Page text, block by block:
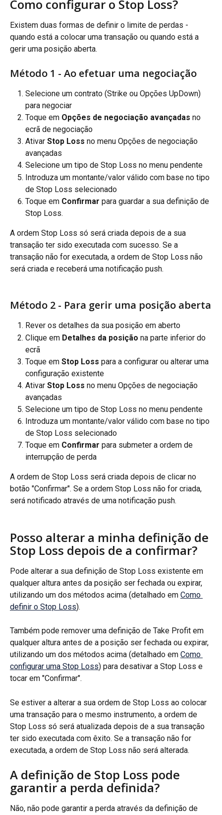
Como configurar o Stop Loss?
Existem duas formas de definir o limite de perdas -
quando está a colocar uma transação ou quando está a
gerir uma posição aberta.
Método 1 - Ao efetuar uma negociação
Selecione um contrato (Strike ou Opções UpDown)
para negociar
Toque em Opções de negociação avançadas no
ecrã de negociação
Ativar Stop Loss no menu Opções de negociação
avançadas
Selecione um tipo de Stop Loss no menu pendente
Introduza um montante/valor válido com base no tipo
de Stop Loss selecionado
Toque em Confirmar para guardar a sua definição de
Stop Loss.
A ordem Stop Loss só será criada depois de a sua
transação ter sido executada com sucesso. Se a
transação não for executada, a ordem de Stop Loss não
será criada e receberá uma notificação push.
Método 2 - Para gerir uma posição aberta
Rever os detalhes da sua posição em aberto
Clique em Detalhes da posição na parte inferior do
ecrã
Toque em Stop Loss para a configurar ou alterar uma
configuração existente
Ativar Stop Loss no menu Opções de negociação
avançadas
Selecione um tipo de Stop Loss no menu pendente
Introduza um montante/valor válido com base no tipo
de Stop Loss selecionado
Toque em Confirmar para submeter a ordem de
interrupção de perda
A ordem de Stop Loss será criada depois de clicar no
botão "Confirmar". Se a ordem Stop Loss não for criada,
será notificado através de uma notificação push.
Posso alterar a minha definição de
Stop Loss depois de a confirmar?
Pode alterar a sua definição de Stop Loss existente em
qualquer altura antes da posição ser fechada ou expirar,
utilizando um dos métodos acima (detalhado em Como
definir o Stop Loss).
Também pode remover uma definição de Take Profit em
qualquer altura antes de a posição ser fechada ou expirar,
utilizando um dos métodos acima (detalhado em Como
configurar uma Stop Loss) para desativar a Stop Loss e
tocar em "Confirmar".
Se estiver a alterar a sua ordem de Stop Loss ao colocar
uma transação para o mesmo instrumento, a ordem de
Stop Loss só será atualizada depois de a sua transação
ter sido executada com êxito. Se a transação não for
executada, a ordem de Stop Loss não será alterada.
A definição de Stop Loss pode
garantir a perda definida?
Não, não pode garantir a perda através da definição de